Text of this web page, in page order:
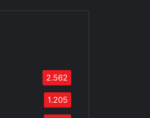
2.562
1.205